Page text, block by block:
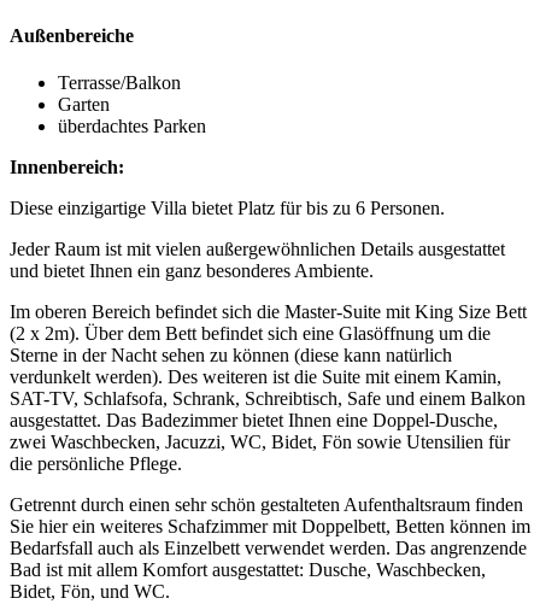
Außenbereiche
Terrasse/Balkon
Garten
überdachtes Parken
Innenbereich:
Diese einzigartige Villa bietet Platz für bis zu 6 Personen.
Jeder Raum ist mit vielen außergewöhnlichen Details ausgestattet
und bietet Ihnen ein ganz besonderes Ambiente.
Im oberen Bereich befindet sich die Master-Suite mit King Size Bett
(2 x 2m). Über dem Bett befindet sich eine Glasöffnung um die
Sterne in der Nacht sehen zu können (diese kann natürlich
verdunkelt werden). Des weiteren ist die Suite mit einem Kamin,
SAT-TV, Schlafsofa, Schrank, Schreibtisch, Safe und einem Balkon
ausgestattet. Das Badezimmer bietet Ihnen eine Doppel-Dusche,
zwei Waschbecken, Jacuzzi, WC, Bidet, Fön sowie Utensilien für
die persönliche Pflege.
Getrennt durch einen sehr schön gestalteten Aufenthaltsraum finden
Sie hier ein weiteres Schafzimmer mit Doppelbett, Betten können im
Bedarfsfall auch als Einzelbett verwendet werden. Das angrenzende
Bad ist mit allem Komfort ausgestattet: Dusche, Waschbecken,
Bidet, Fön, und WC.